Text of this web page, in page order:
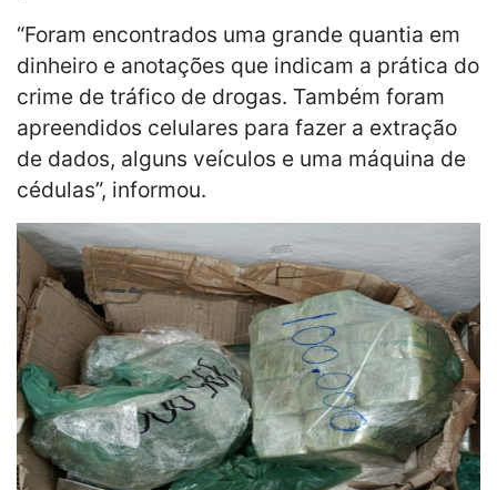
“Foram encontrados uma grande quantia em
dinheiro e anotações que indicam a prática do
crime de tráfico de drogas. Também foram
apreendidos celulares para fazer a extração
de dados, alguns veículos e uma máquina de
cédulas”, informou.